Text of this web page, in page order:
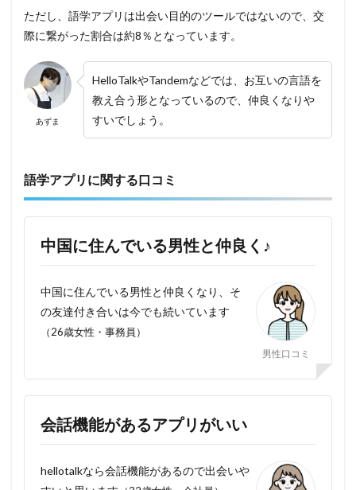
ただし、語学アプリは出会い目的のツールではないので、交
際に繋がった割合は約8％となっています。
あずま
HelloTalkやTandemなどでは、お互いの言語を
教え合う形となっているので、仲良くなりや
すいでしょう。
語学アプリに関する口コミ
中国に住んでいる男性と仲良く♪
男性口コミ
中国に住んでいる男性と仲良くなり、そ
の友達付き合いは今でも続いています
（26歳女性・事務員）
会話機能があるアプリがいい
hellotalkなら会話機能があるので出会いや